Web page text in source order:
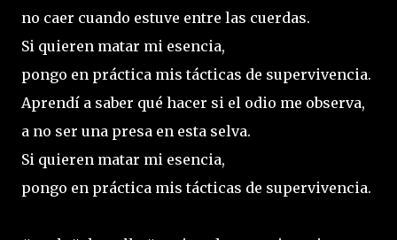
no caer cuando estuve entre las cuerdas.
Si quieren matar mi esencia,
pongo en práctica mis tácticas de supervivencia.
Aprendí a saber qué hacer si el odio me observa,
a no ser una presa en esta selva.
Si quieren matar mi esencia,
pongo en práctica mis tácticas de supervivencia.